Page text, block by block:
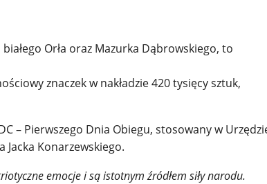
Orła oraz Mazurka Dąbrowskiego, to
znaczek w nakładzie 420 tysięcy sztuk,
– Pierwszego Dnia Obiegu, stosowany w
Konarzewskiego.
emocje i są istotnym źródłem siły narodu.